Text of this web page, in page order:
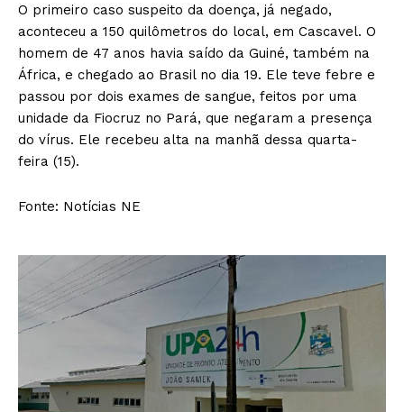
O primeiro caso suspeito da doença, já negado,
aconteceu a 150 quilômetros do local, em Cascavel. O
homem de 47 anos havia saído da Guiné, também na
África, e chegado ao Brasil no dia 19. Ele teve febre e
passou por dois exames de sangue, feitos por uma
unidade da Fiocruz no Pará, que negaram a presença
do vírus. Ele recebeu alta na manhã dessa quarta-
feira (15).
Fonte: Notícias NE